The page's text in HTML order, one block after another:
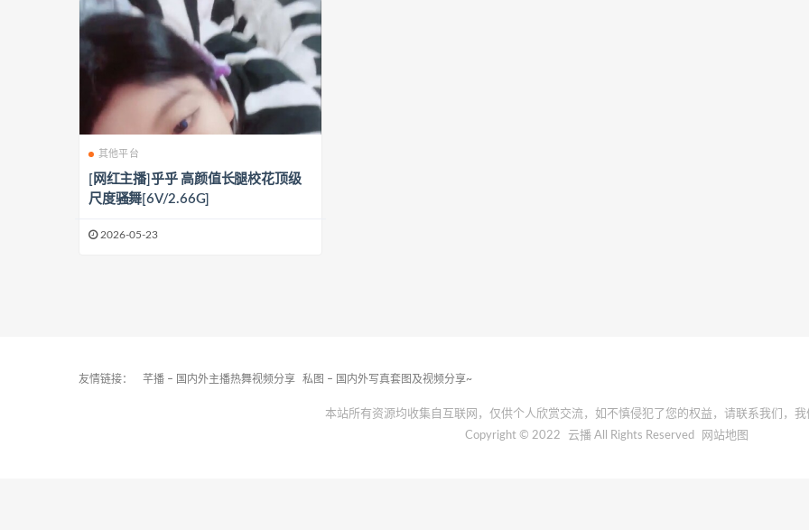
其他平台
[网红主播]乎乎 高颜值长腿校花顶级
尺度骚舞[6V/2.66G]
2026-05-23
友情链接： 芊播 – 国内外主播热舞视频分享 私图 – 国内外写真套图及视频分享~
本站所有资源均收集自互联网，仅供个人欣赏交流，如不慎侵犯了您的权益，请联系我们，我
Copyright © 2022
云播 All Rights Reserved 网站地图